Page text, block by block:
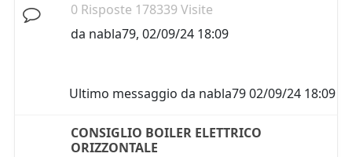
0 Risposte 178339 Visite
da nabla79, 02/09/24 18:09
Ultimo messaggio da nabla7902/09/24 18:09
CONSIGLIO BOILER ELETTRICO
ORIZZONTALE